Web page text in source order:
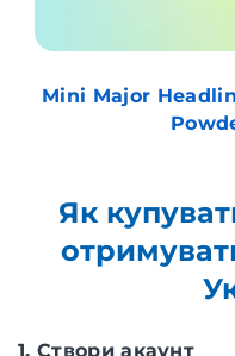
Mini Major
Як
1. Створи акаунт